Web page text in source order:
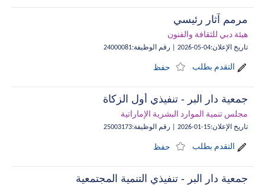
مرمم آثار رئيسي
هيئة دبي للثقافة والفنون
تاريخ الإعلان:
04-05-2026 رقم الوظيفة:
24000081
التقدم بطلب حفظ
جمعية دار البر - تنفيذي أول الزكاة
مجلس تنمية الموارد البشرية الإماراتية
تاريخ الإعلان:
15-01-2026 رقم الوظيفة:
25003173
التقدم بطلب حفظ
جمعية دار البر - تنفيذي التنمية المجتمعية